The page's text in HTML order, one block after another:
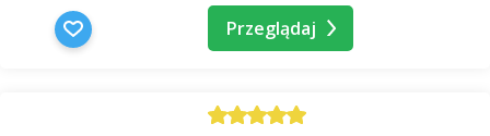
Przeglądaj